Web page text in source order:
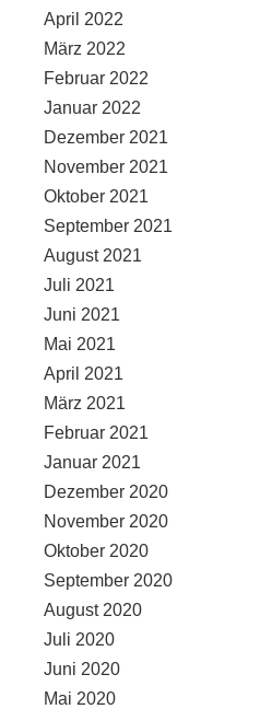
April 2022
März 2022
Februar 2022
Januar 2022
Dezember 2021
November 2021
Oktober 2021
September 2021
August 2021
Juli 2021
Juni 2021
Mai 2021
April 2021
März 2021
Februar 2021
Januar 2021
Dezember 2020
November 2020
Oktober 2020
September 2020
August 2020
Juli 2020
Juni 2020
Mai 2020